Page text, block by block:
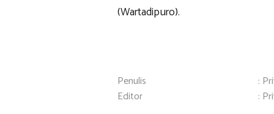
(Wartadipuro).
Penulis
:
Editor
: